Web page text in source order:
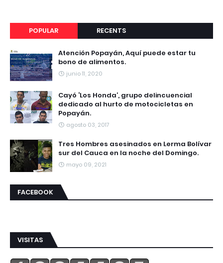
POPULAR RECENTS
Atención Popayán, Aquí puede estar tu
bono de alimentos.
junio 11, 2020
Cayó ‘Los Honda’, grupo delincuencial
dedicado al hurto de motocicletas en
Popayán.
agosto 03, 2017
Tres Hombres asesinados en Lerma Bolívar
sur del Cauca en la noche del Domingo.
mayo 09, 2021
FACEBOOK
VISITAS